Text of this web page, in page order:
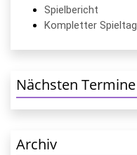
Spielbericht
Kompletter Spieltag
Nächsten Termine
Archiv